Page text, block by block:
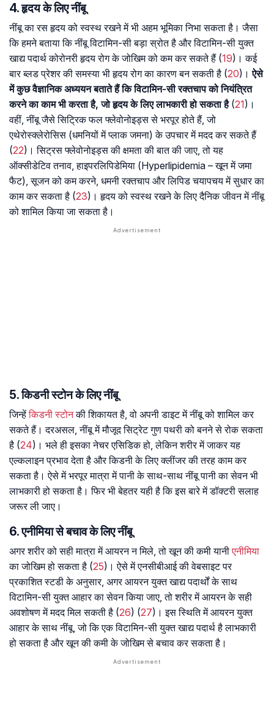
4. हृदय के लिए नींबू
नींबू का रस हृदय को स्वस्थ रखने में भी अहम भूमिका निभा सकता है। जैसा
कि हमने बताया कि नींबू विटामिन-सी बड़ा स्रोत है और विटामिन-सी युक्त
खाद्य पदार्थ कोरोनरी हृदय रोग के जोखिम को कम कर सकते हैं (19)। कई
बार ब्लड प्रेशर की समस्या भी हृदय रोग का कारण बन सकती है (20)।ऐसे
में कुछ वैज्ञानिक अध्ययन बताते हैं कि विटामिन-सी रक्तचाप को नियंत्रित
करने का काम भी करता है, जो हृदय के लिए लाभकारी हो सकता है(21)।
वहीं, नींबू जैसे सिट्रिक फल फ्लेवोनोइड्स से भरपूर होते हैं, जो
एथेरोस्क्लेरोसिस (धमनियों में प्लाक जमना) के उपचार में मदद कर सकते हैं
(22)। सिट्रस फ्लेवोनोइड्स की क्षमता की बात की जाए, तो यह
ऑक्सीडेटिव तनाव, हाइपरलिपिडेमिया (Hyperlipidemia – खून में जमा
फैट), सूजन को कम करने, धमनी रक्तचाप और लिपिड चयापचय में सुधार का
काम कर सकता है (23)। हृदय को स्वस्थ रखने के लिए दैनिक जीवन में नींबू
को शामिल किया जा सकता है।
5. किडनी स्टोन के लिए नींबू
जिन्हेंकिडनी स्टोनकी शिकायत है, वो अपनी डाइट में नींबू को शामिल कर
सकते हैं। दरअसल, नींबू में मौजूद सिट्रेट गुण पथरी को बनने से रोक सकता
है (24)। भले ही इसका नेचर एसिडिक हो, लेकिन शरीर में जाकर यह
एल्कलाइन प्रभाव देता है और किडनी के लिए क्लींजर की तरह काम कर
सकता है। ऐसे में भरपूर मात्रा में पानी के साथ-साथ नींबू पानी का सेवन भी
लाभकारी हो सकता है। फिर भी बेहतर यही है कि इस बारे में डॉक्टरी सलाह
जरूर ली जाए।
6. एनीमिया से बचाव के लिए नींबू
अगर शरीर को सही मात्रा में आयरन न मिले, तो खून की कमी यानीएनीमिया
का जोखिम हो सकता है (25)। ऐसे में एनसीबीआई की वेबसाइट पर
प्रकाशित स्टडी के अनुसार, अगर आयरन युक्त खाद्य पदार्थों के साथ
विटामिन-सी युक्त आहार का सेवन किया जाए, तो शरीर में आयरन के सही
अवशोषण में मदद मिल सकती है (26) (27)। इस स्थिति में आयरन युक्त
आहार के साथ नींबू, जो कि एक विटामिन-सी युक्त खाद्य पदार्थ है लाभकारी
हो सकता है और खून की कमी के जोखिम से बचाव कर सकता है।